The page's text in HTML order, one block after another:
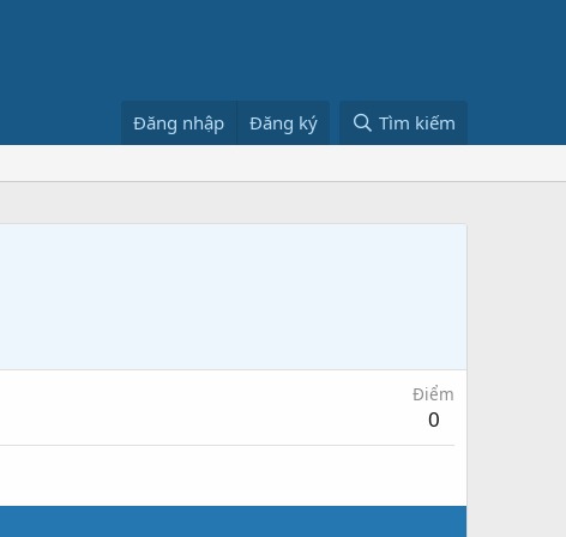
Đăng nhập Đăng ký Tìm kiếm
Điểm
0